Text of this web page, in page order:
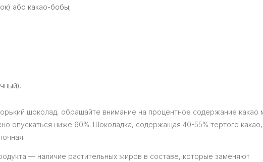
або какао-бобы;
шоколад, обращайте внимание на процентное содержание какао
опускаться ниже 60%. Шоколадка, содержащая 40-55% тертого какао,
— наличие растительных жиров в составе, которые заменяют